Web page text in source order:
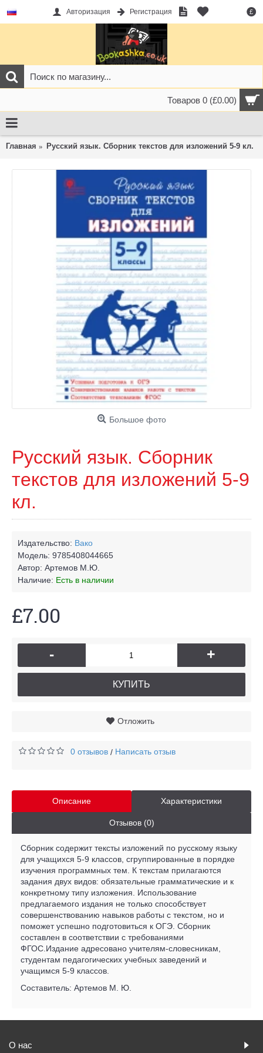
£
Авторизация Регистрация
Товаров 0 (£0.00)
Главная Русский язык. Сборник текстов для изложений 5-9 кл.
Большое фото
Русский язык. Сборник
текстов для изложений 5-9
кл.
Издательство: Вако
Модель: 9785408044665
Автор: Артемов М.Ю.
Наличие: Есть в наличии
£7.00
- +
КУПИТЬ
Отложить
0 отзывов / Написать отзыв
Описание Характеристики
Отзывов (0)
Сборник содержит тексты изложений по русскому языку
для учащихся 5-9 классов, сгруппированные в порядке
изучения программных тем. К текстам прилагаются
задания двух видов: обязательные грамматические и к
конкретному типу изложения. Использование
предлагаемого издания не только способствует
совершенствованию навыков работы с текстом, но и
поможет успешно подготовиться к ОГЭ. Сборник
составлен в соответствии с требованиями
ФГОС.Издание адресовано учителям-словесникам,
студентам педагогических учебных заведений и
учащимся 5-9 классов.
Составитель: Артемов М. Ю.
О нас